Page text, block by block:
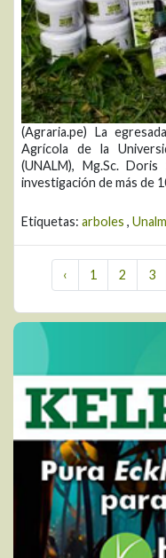
(Agraria.pe) La
Agrícola de la
(UNALM), Mg.Sc.
investigación de más de
Etiquetas: arboles , Unalm
‹ 1 2 3